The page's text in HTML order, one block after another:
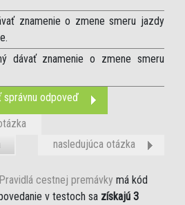
znamenie o zmene smeru jazdy
dávať znamenie o zmene smeru
správnu odpoveď
nasledujúca otázka
Pravidlá cestnej premávky má kód
v testoch sa získajú 3